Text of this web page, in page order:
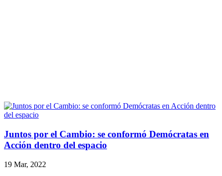
Juntos por el Cambio: se conformó Demócratas en
Acción dentro del espacio
19 Mar, 2022